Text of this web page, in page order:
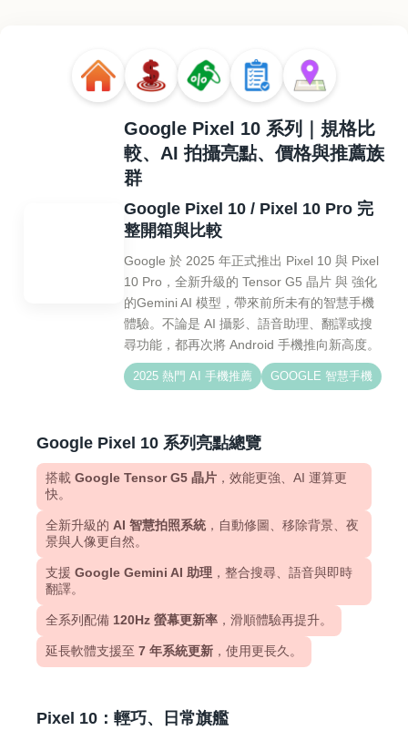
Google Pixel 10 系列｜規格比
較、AI 拍攝亮點、價格與推薦族
群
Google Pixel 10 / Pixel 10 Pro 完
整開箱與比較
Google 於 2025 年正式推出 Pixel 10 與 Pixel
10 Pro，全新升級的 Tensor G5 晶片 與 強化
的Gemini AI 模型，帶來前所未有的智慧手機
體驗。不論是 AI 攝影、語音助理、翻譯或搜
尋功能，都再次將 Android 手機推向新高度。
2025 熱門 AI 手機推薦 GOOGLE 智慧手機
Google Pixel 10 系列亮點總覽
搭載 Google Tensor G5 晶片 ，效能更強、AI 運算更
快。
全新升級的 AI 智慧拍照系統 ，自動修圖、移除背景、夜
景與人像更自然。
支援 Google Gemini AI 助理 ，整合搜尋、語音與即時
翻譯。
全系列配備 120Hz 螢幕更新率 ，滑順體驗再提升。
延長軟體支援至 7 年系統更新 ，使用更長久。
Pixel 10：輕巧、日常旗艦